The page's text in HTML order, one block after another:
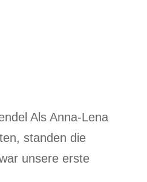
Als Anna-Lena
standen die
unsere erste